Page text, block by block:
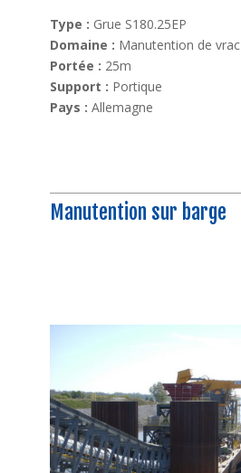
Type : Grue S180.25EP
Domaine : Manutention de vrac
Portée : 25m
Support : Portique
Pays : Allemagne
Manutention sur barge